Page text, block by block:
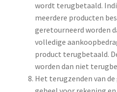
wordt terugbetaald.
meerdere producten
geretourneerd worden
volledige
product terugbetaald.
worden dan niet
Het terugzenden van